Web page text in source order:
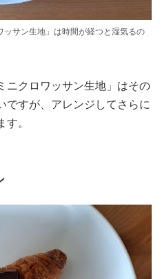
サン生地」は時間が経つと湿気るの
ニクロワッサン生地」はその
ですが、アレンジしてさらに
。